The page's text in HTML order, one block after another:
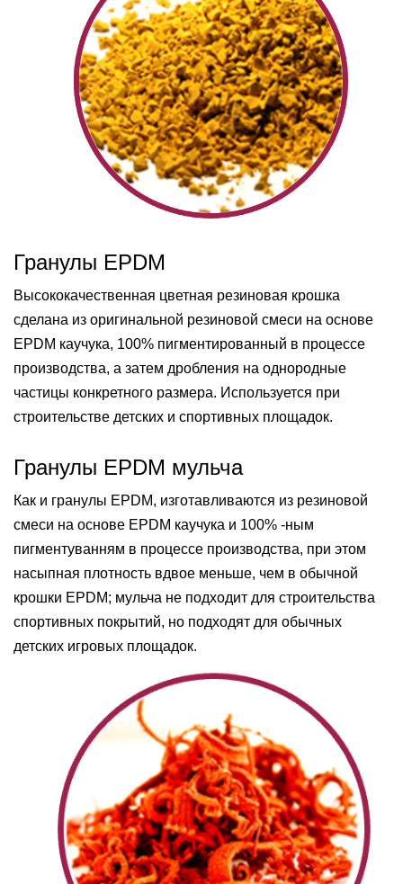
Гранулы EPDM
Высококачественная цветная резиновая крошка
сделана из оригинальной резиновой смеси на основе
EPDM каучука, 100% пигментированный в процессе
производства, а затем дробления на однородные
частицы конкретного размера. Используется при
строительстве детских и спортивных площадок.
Гранулы EPDM мульча
Как и гранулы EPDM, изготавливаются из резиновой
смеси на основе EPDM каучука и 100% -ным
пигментуванням в процессе производства, при этом
насыпная плотность вдвое меньше, чем в обычной
крошки EPDM; мульча не подходит для строительства
спортивных покрытий, но подходят для обычных
детских игровых площадок.